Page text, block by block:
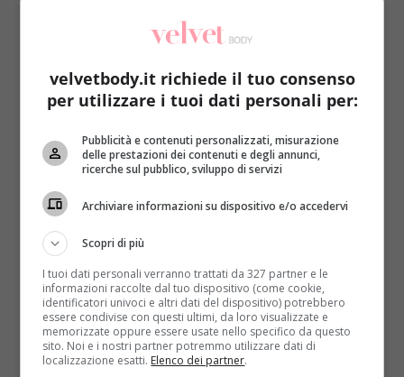
Fantasie sessuali: fare l’amore in spiaggia al
primo posto
Niente letto. Molto meglio fare l’amore in spiaggia.
Lo rivela un sondaggio di Soft Paris, brand francese...
Read More
velvetbody.it richiede il tuo consenso
per utilizzare i tuoi dati personali per:
Pubblicità e contenuti personalizzati, misurazione
delle prestazioni dei contenuti e degli annunci,
ricerche sul pubblico, sviluppo di servizi
Archiviare informazioni su dispositivo e/o accedervi
Scopri di più
I tuoi dati personali verranno trattati da 327 partner e le
informazioni raccolte dal tuo dispositivo (come cookie,
identificatori univoci e altri dati del dispositivo) potrebbero
essere condivise con questi ultimi, da loro visualizzate e
memorizzate oppure essere usate nello specifico da questo
sito. Noi e i nostri partner potremmo utilizzare dati di
localizzazione esatti. Elenco dei partner.